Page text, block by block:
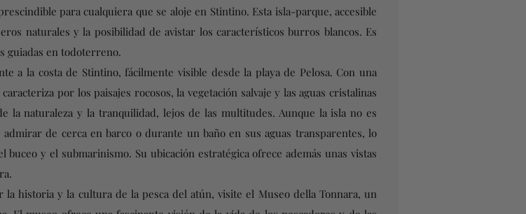
para cualquiera que se aloje en Stintino. Esta isla-parque, accesible
naturales y la posibilidad de avistar los característicos burros blancos. Es
guiadas en todoterreno.
a la costa de Stintino, fácilmente visible desde la playa de Pelosa. Con una
por los paisajes rocosos, la vegetación salvaje y las aguas cristalinas
la naturaleza y la tranquilidad, lejos de las multitudes. Aunque la isla no es
de cerca en barco o durante un baño en sus aguas transparentes, lo
y el submarinismo. Su ubicación estratégica ofrece además unas vistas
la historia y la cultura de la pesca del atún, visite el Museo della Tonnara, un